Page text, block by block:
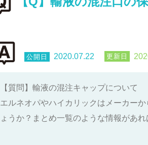
2020.07.22
【質問】輸液の混注キャップについて
エルネオパやハイカリックはメーカー
ょうか？まとめ一覧のような情報があ